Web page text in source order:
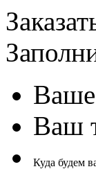
Ваш
Куда будем